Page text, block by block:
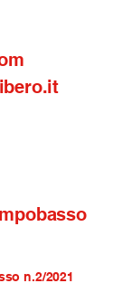
n.2/2021